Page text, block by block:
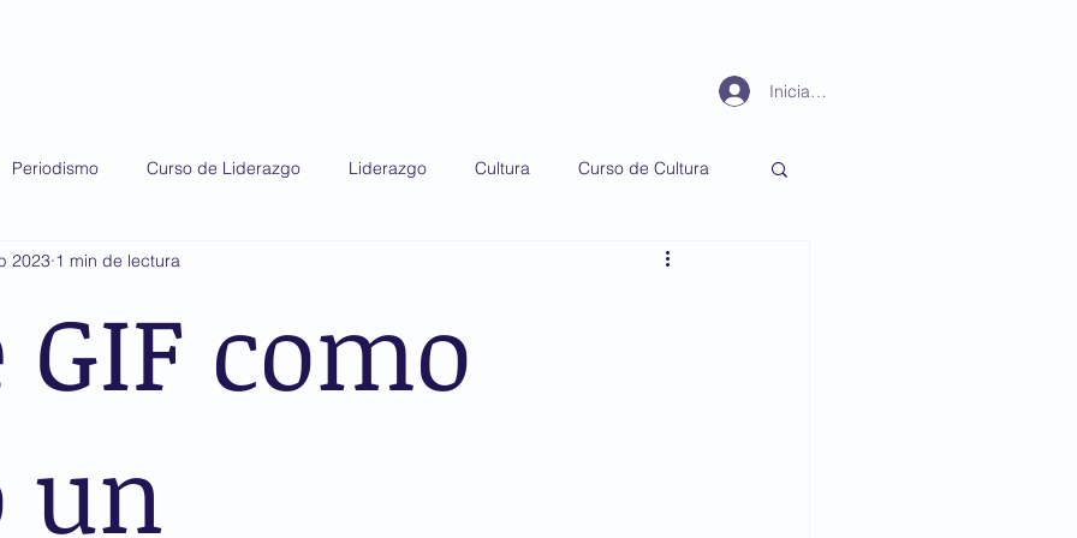
Iniciar sesión
Periodismo Curso de Liderazgo Liderazgo Cultura Curso de Cultura
GIF como
un
2023 1 min de lectura